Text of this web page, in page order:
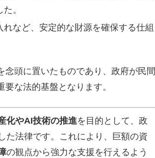
。
など、安定的な財源を確保する仕組
頭に置いたものであり、政府が民間
な法的基盤となります。
化やAI技術の推進を目的として、政
た法律です。これにより、巨額の資
の観点から強力な支援を行えるよう